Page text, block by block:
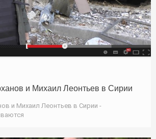
и Михаил Леонтьев в Сирии
и Михаил Леонтьев в Сирии -